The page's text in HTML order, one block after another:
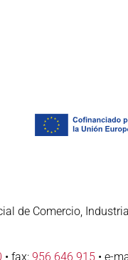
de Comercio,
• fax: 956 646 915 • e-